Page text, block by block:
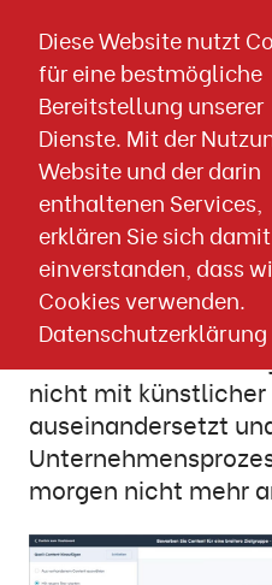
Diese Website nutzt
für eine bestmögliche
Bereitstellung unserer
Dienste. Mit der
Website und der darin
enthaltenen Services,
erklären Sie sich damit
einverstanden, dass
Cookies verwenden.
Datenschutzerklärung
Artikel-
06. AUGUST 2024 Tipps
PRAXISTIPPS
Beitrag zur
Wir sind uns alle
nicht mit
auseinandersetzt
morgen nicht mehr